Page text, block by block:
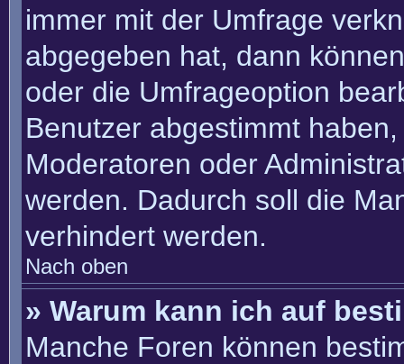
immer mit der Umfrage
abgegeben hat, dann
oder die Umfrageoption
Benutzer abgestimmt
Moderatoren oder
werden. Dadurch soll die
verhindert werden.
Nach oben
» Warum kann ich auf
Manche Foren können